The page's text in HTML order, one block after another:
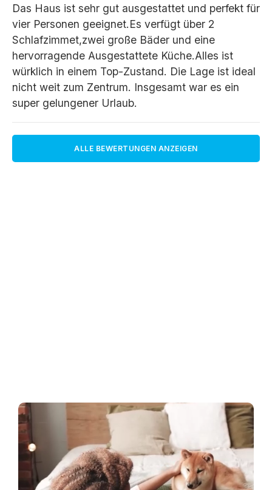
Das Haus ist sehr gut ausgestattet und perfekt für
vier Personen geeignet.Es verfügt über 2
Schlafzimmet,zwei große Bäder und eine
hervorragende Ausgestattete Küche.Alles ist
würklich in einem Top-Zustand. Die Lage ist ideal
nicht weit zum Zentrum. Insgesamt war es ein
super gelungener Urlaub.
ALLE BEWERTUNGEN ANZEIGEN